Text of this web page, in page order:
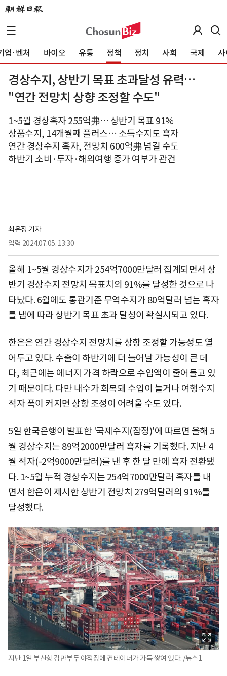
업·벤처 바이오 유통 정책 정치 사회 국제 사
경상수지, 상반기 목표 초과달성 유력…
"연간 전망치 상향 조정할 수도"
1~5월 경상흑자 255억弗… 상반기 목표 91%
상품수지, 14개월째 플러스… 소득수지도 흑자
연간 경상수지 흑자, 전망치 600억弗 넘길 수도
하반기 소비·투자·해외여행 증가 여부가 관건
최온정 기자
입력 2024.07.05. 13:30
올해 1~5월 경상수지가 254억7000만달러 집계되면서 상
반기 경상수지 전망치 목표치의 91%를 달성한 것으로 나
타났다. 6월에도 통관기준 무역수지가 80억달러 넘는 흑자
를 냄에 따라 상반기 목표 초과 달성이 확실시되고 있다.
한은은 연간 경상수지 전망치를 상향 조정할 가능성도 열
어두고 있다. 수출이 하반기에 더 늘어날 가능성이 큰 데
다, 최근에는 에너지 가격 하락으로 수입액이 줄어들고 있
기 때문이다. 다만 내수가 회복돼 수입이 늘거나 여행수지
적자 폭이 커지면 상향 조정이 어려울 수도 있다.
5일 한국은행이 발표한 '국제수지(잠정)'에 따르면 올해 5
월 경상수지는 89억2000만달러 흑자를 기록했다. 지난 4
월 적자(-2억9000만달러)를 낸 후 한 달 만에 흑자 전환됐
다. 1~5월 누적 경상수지는 254억7000만달러 흑자를 내
면서 한은이 제시한 상반기 전망치 279억달러의 91%를
달성했다.
지난 1일 부산항 감만부두 야적장에 컨테이너가 가득 쌓여 있다. /뉴스1